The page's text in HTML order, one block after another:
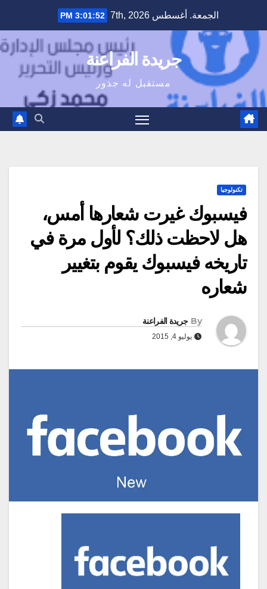
content
الجمعة. أغسطس 7th, 2026 3:01:53 PM
جريدة الفراعنة
مستقبل له جذور
تكنولوجيا
فيسبوك غيرت شعارها أمس،
هل لاحظت ذلك؟ لأول مرة في
تاريخه فيسبوك يقوم بتغيير
شعاره
By جريدة الفراعنة
يوليو 4, 2015